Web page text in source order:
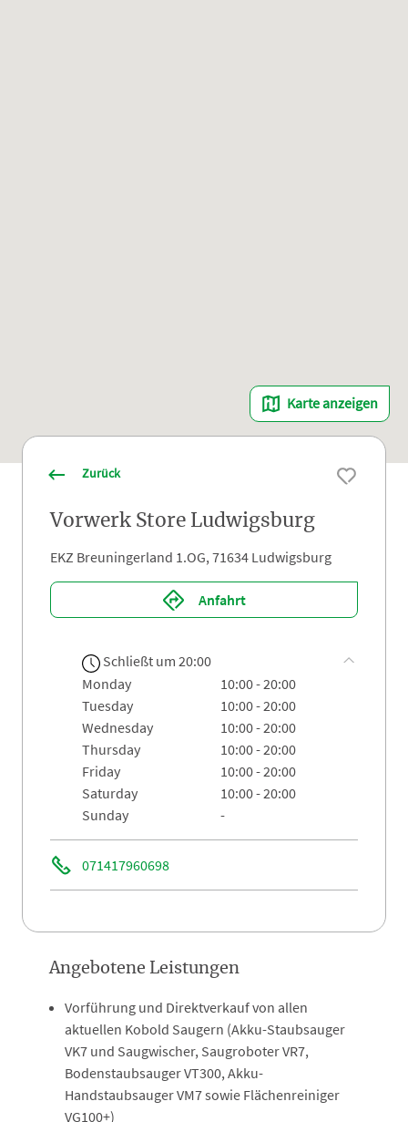
Karte anzeigen
Zurück
Vorwerk Store Ludwigsburg
EKZ Breuningerland 1.OG, 71634 Ludwigsburg
Anfahrt
Schließt um 20:00
monday
10:00 - 20:00
tuesday
10:00 - 20:00
wednesday
10:00 - 20:00
thursday
10:00 - 20:00
friday
10:00 - 20:00
saturday
10:00 - 20:00
sunday
-
071417960698
Angebotene Leistungen
Vorführung und Direktverkauf von allen
aktuellen Kobold Saugern (Akku-Staubsauger
VK7 und Saugwischer, Saugroboter VR7,
Bodenstaubsauger VT300, Akku-
Handstaubsauger VM7 sowie Flächenreiniger
VG100+)